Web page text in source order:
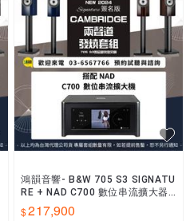
鴻韻音響- B&W 705 S3 SIGNATU
RE + NAD C700 數位串流擴大器
台灣公司貨
217,900